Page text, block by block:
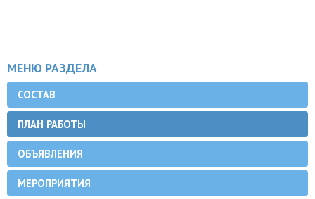
МЕНЮ РАЗДЕЛА
СОСТАВ
ПЛАН РАБОТЫ
ОБЪЯВЛЕНИЯ
МЕРОПРИЯТИЯ